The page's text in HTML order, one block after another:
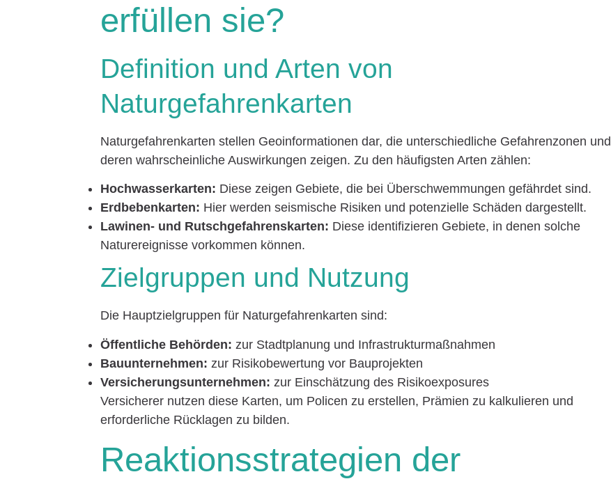
erfüllen sie?
Definition und Arten von
Naturgefahrenkarten
Naturgefahrenkarten stellen Geoinformationen dar, die unterschiedliche Gefahrenzonen und
deren wahrscheinliche Auswirkungen zeigen. Zu den häufigsten Arten zählen:
Hochwasserkarten: Diese zeigen Gebiete, die bei Überschwemmungen gefährdet sind.
Erdbebenkarten: Hier werden seismische Risiken und potenzielle Schäden dargestellt.
Lawinen- und Rutschgefahrenskarten: Diese identifizieren Gebiete, in denen solche
Naturereignisse vorkommen können.
Zielgruppen und Nutzung
Die Hauptzielgruppen für Naturgefahrenkarten sind:
Öffentliche Behörden: zur Stadtplanung und Infrastrukturmaßnahmen
Bauunternehmen: zur Risikobewertung vor Bauprojekten
Versicherungsunternehmen: zur Einschätzung des Risikoexposures
Versicherer nutzen diese Karten, um Policen zu erstellen, Prämien zu kalkulieren und
erforderliche Rücklagen zu bilden.
Reaktionsstrategien der